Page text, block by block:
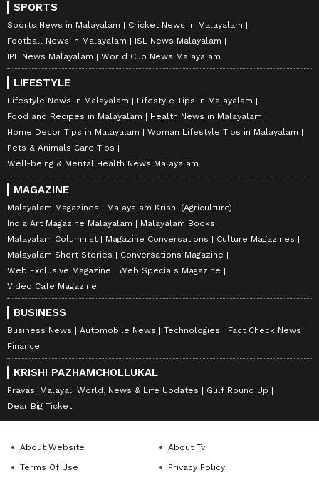
SPORTS
Sports News in Malayalam
Cricket News in Malayalam
Football News in Malayalam
ISL News Malayalam
IPL News Malayalam
World Cup News Malayalam
LIFESTYLE
Lifestyle News in Malayalam
Lifestyle Tips in Malayalam
Food and Recipes in Malayalam
Health News in Malayalam
Home Decor Tips in Malayalam
Woman Lifestyle Tips in Malayalam
Pets & Animals Care Tips
Well-being & Mental Health News Malayalam
MAGAZINE
Malayalam Magazines
Malayalam Krishi (Agriculture)
India Art Magazine Malayalam
Malayalam Books
Malayalam Columnist
Magazine Conversations
Culture Magazines
Malayalam Short Stories
Conversations Magazine
Web Exclusive Magazine
Web Specials Magazine
Video Cafe Magazine
BUSINESS
Business News Automobile News Technologies
Fact Check News
Finance
KRISHI PAZHAMCHOLLUKAL
Pravasi Malayali World, News & Life Updates
Gulf Round Up
Dear Big Ticket
About Website
About Tv
Terms Of Use
Privacy Policy